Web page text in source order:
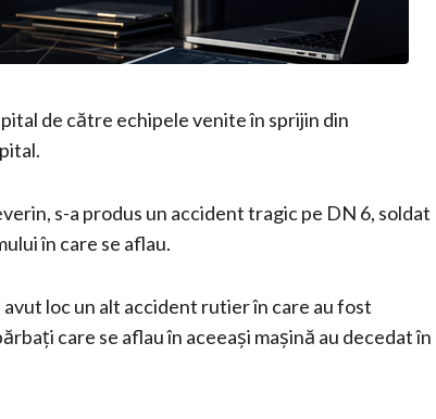
de către echipele venite în sprijin din
s-a produs un accident tragic pe DN 6, soldat
în care se aflau.
loc un alt accident rutier în care au fost
care se aflau în aceeași mașină au decedat în